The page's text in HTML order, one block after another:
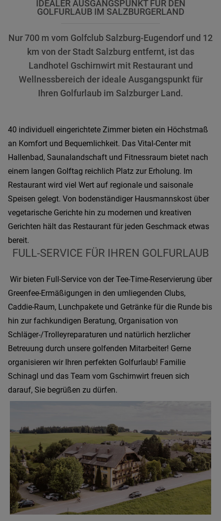
IDEALER AUSGANGSPUNKT FÜR DEN
GOLFURLAUB IM SALZBURGERLAND
Nur 700 m vom Golfclub Salzburg-Eugendorf und 12
km von der Stadt Salzburg entfernt, ist das
Landhotel Gschirnwirt mit Restaurant und
Wellnessbereich der ideale Ausgangspunkt für
Ihren Golfurlaub im Salzburger Land.
40 individuell eingerichtete Zimmer bieten ein Höchstmaß
an Komfort und Bequemlichkeit. Das Vital-Center mit
Hallenbad, Saunalandschaft und Fitnessraum bietet nach
einem langen Golftag reichlich Platz zur Erholung. Im
Restaurant wird viel Wert auf regionale und saisonale
Speisen gelegt. Von bodenständiger Hausmannskost über
vegetarische Gerichte hin zu modernen und kreativen
Gerichten hält das Restaurant für jeden Geschmack etwas
bereit.
FULL-SERVICE FÜR IHREN GOLFURLAUB
Wir bieten Full-Service von der Tee-Time-Reservierung über
Greenfee-Ermäßigungen in den umliegenden Clubs,
Caddie-Raum, Lunchpakete und Getränke für die Runde bis
hin zur fachkundigen Beratung, Organisation von
Schläger-/Trolleyreparaturen und natürlich herzlicher
Betreuung durch unsere golfenden Mitarbeiter! Gerne
organisieren wir Ihren perfekten Golfurlaub! Familie
Schinagl und das Team vom Gschirnwirt freuen sich
darauf, Sie begrüßen zu dürfen.